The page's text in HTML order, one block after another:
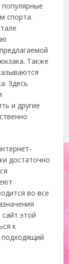
спорта.
Также
Здесь
и другие
достаточно
во все
этой
к